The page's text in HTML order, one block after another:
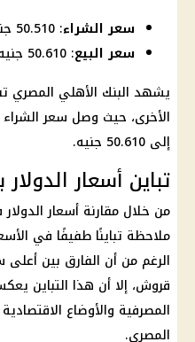
سعر الشراء: 50.510 جنيه
سعر البيع: 50.610 جنيه
يشهد البنك الأهلي المصري
إلى 50.610 جنيه.
تباين أسعار
من خلال مقارنة أسعار
ملاحظة تباينًا طفيفًا في
الرغم من أن الفارق بين
قروش، إلا أن هذا التباين
المصرفية والأوضاع
المصري.